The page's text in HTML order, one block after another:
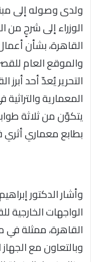
ولدى وصوله إلى
الوزراء إلى شرحٍ من
القاهرة، بشأن
والموقع العام
التحرير يُعدّ أحد أبرز
المعمارية
يتكوّن من ثلاثة
بطابع معماري أثري
وأشار الدكتور
الواجهات
القاهرة، ممثلة في
وبالتعاون مع